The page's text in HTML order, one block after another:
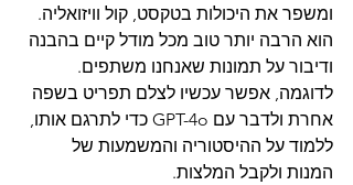
ומשפר את היכולות בטקסט, קול וויזואליה.
הוא הרבה יותר טוב מכל מודל קיים בהבנה
ודיבור על תמונות שאנחנו משתפים.
לדוגמה, אפשר עכשיו לצלם תפריט בשפה
אחרת ולדבר עם GPT-4o כדי לתרגם אותו,
ללמוד על ההיסטוריה והמשמעות של
המנות ולקבל המלצות.